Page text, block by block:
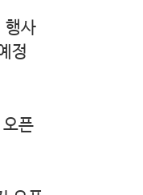
행사
정
픈